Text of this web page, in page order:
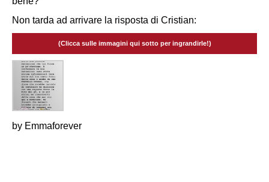
Non tarda ad arrivare la risposta di Cristian:
(Clicca sulle immagini qui sotto per ingrandirle!)
by Emmaforever